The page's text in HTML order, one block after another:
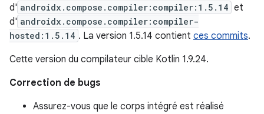
d' androidx.compose.compiler:compiler:1.5.14 et
d' androidx.compose.compiler:compiler-
hosted:1.5.14 . La version 1.5.14 contient ces commits.
Cette version du compilateur cible Kotlin 1.9.24.
Correction de bugs
Assurez-vous que le corps intégré est réalisé